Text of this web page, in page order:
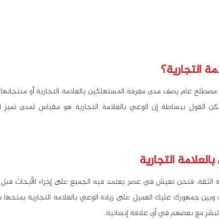
التجارية؟
القول ببساطة إن الوعي بالعلامة التجارية هو مقياس لمدى تميز
التجارية
مع بعضهم في أي علاقة إنسانية.